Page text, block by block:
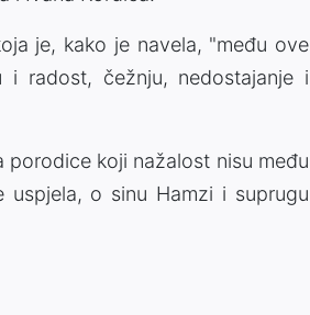
je, kako je navela, "među ove
i radost, čežnju, nedostajanje i
porodice koji nažalost nisu među
o sinu Hamzi i suprugu